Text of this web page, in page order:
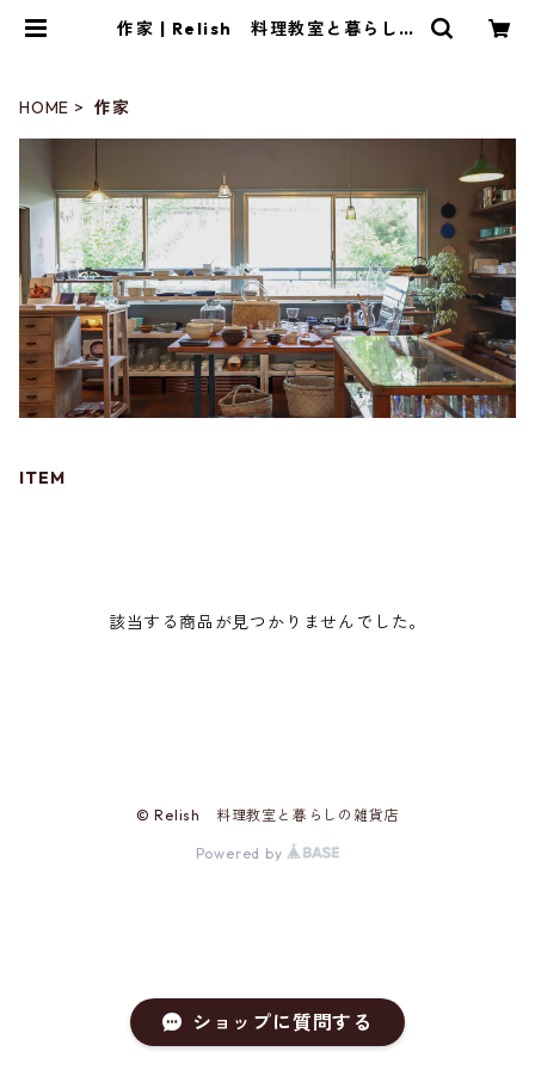
作家 | Relish 料理教室と暮らしの
HOME 作家
ITEM
該当する商品が見つかりませんでした。
© Relish 料理教室と暮らしの雑貨店
Powered by
ショップに質問する